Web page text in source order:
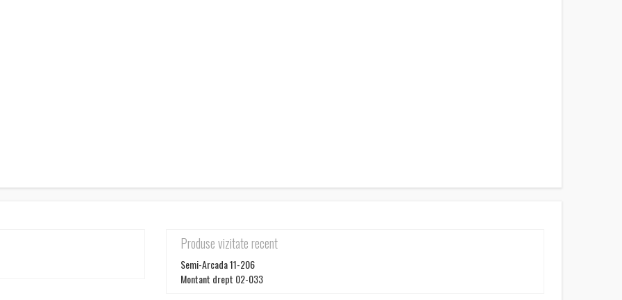
Produse vizitate recent
Semi-Arcada 11-206
Montant drept 02-033